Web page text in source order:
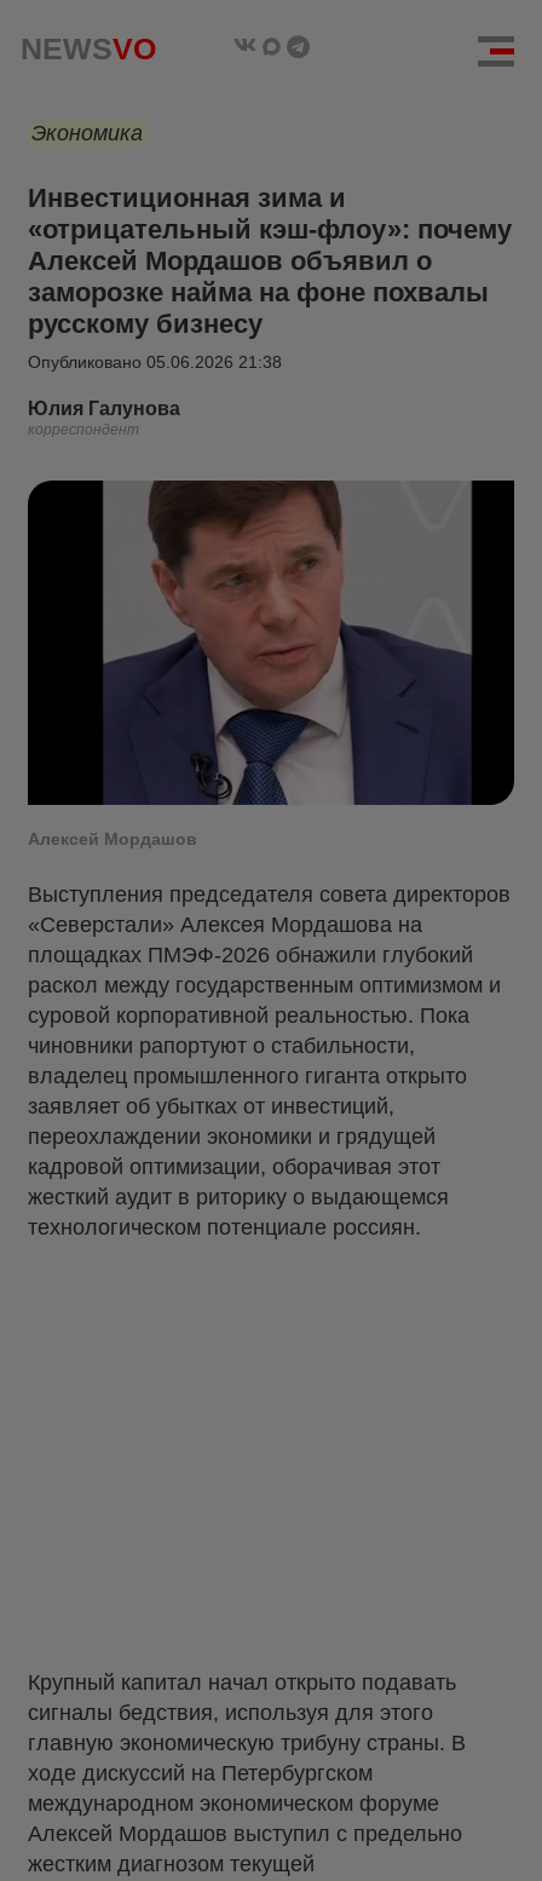
NEWSVO
Экономика
Инвестиционная зима и
«отрицательный кэш-флоу»: почему
Алексей Мордашов объявил о
заморозке найма на фоне похвалы
русскому бизнесу
Опубликовано 05.06.2026 21:38
Юлия Галунова
корреспондент
Алексей Мордашов
Выступления председателя совета директоров
«Северстали» Алексея Мордашова на
площадках ПМЭФ-2026 обнажили глубокий
раскол между государственным оптимизмом и
суровой корпоративной реальностью. Пока
чиновники рапортуют о стабильности,
владелец промышленного гиганта открыто
заявляет об убытках от инвестиций,
переохлаждении экономики и грядущей
кадровой оптимизации, оборачивая этот
жесткий аудит в риторику о выдающемся
технологическом потенциале россиян.
Крупный капитал начал открыто подавать
сигналы бедствия, используя для этого
главную экономическую трибуну страны. В
ходе дискуссий на Петербургском
международном экономическом форуме
Алексей Мордашов выступил с предельно
жестким диагнозом текущей